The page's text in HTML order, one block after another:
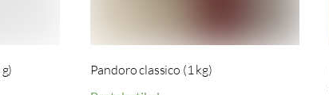
Pandoro classico (1 kg)